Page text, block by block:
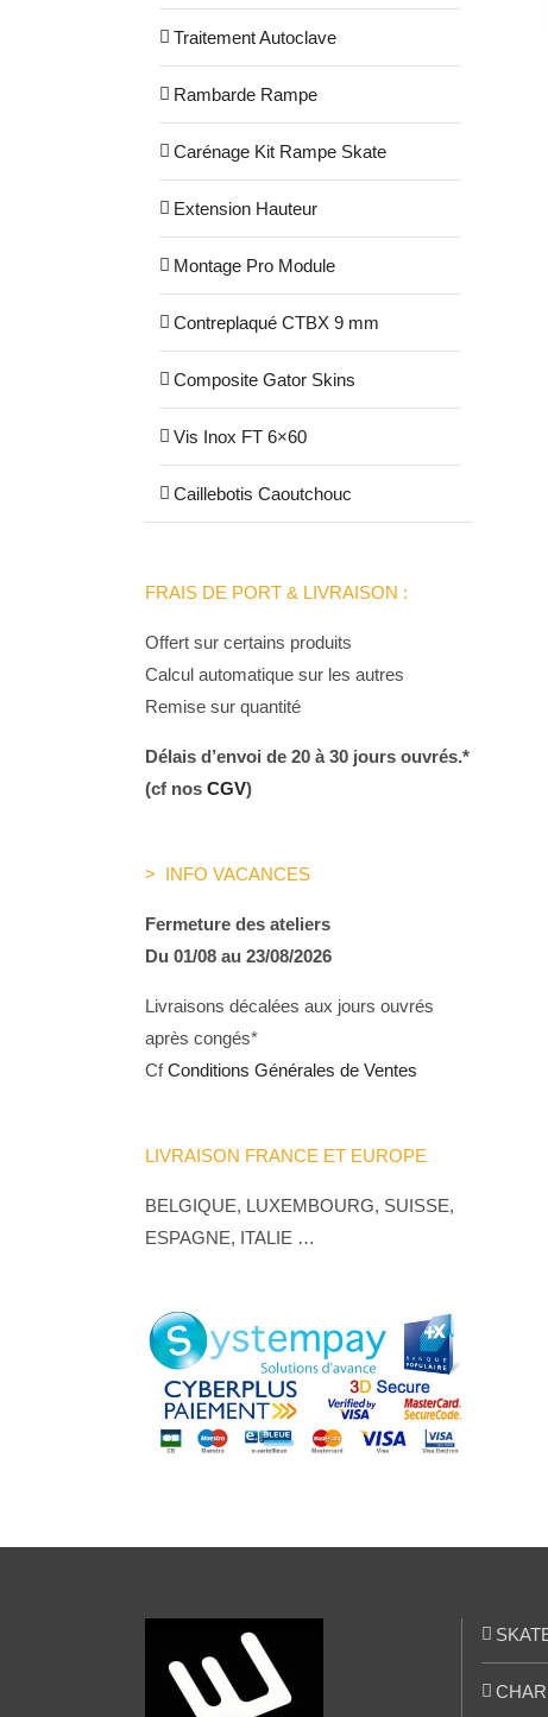
Traitement Autoclave
Rambarde Rampe
Carénage Kit Rampe Skate
Extension Hauteur
Montage Pro Module
Contreplaqué CTBX 9 mm
Composite Gator Skins
Vis Inox FT 6×60
Caillebotis Caoutchouc
FRAIS DE PORT & LIVRAISON :
Offert sur certains produits
Calcul automatique sur les autres
Remise sur quantité
Délais d’envoi de 20 à 30 jours ouvrés.*
(cf nos CGV)
> INFO VACANCES
Fermeture des ateliers
Du 01/08 au 23/08/2026
Livraisons décalées aux jours ouvrés
après congés*
CfConditions Générales de Ventes
LIVRAISON FRANCE ET EUROPE
BELGIQUE, LUXEMBOURG, SUISSE,
ESPAGNE, ITALIE …